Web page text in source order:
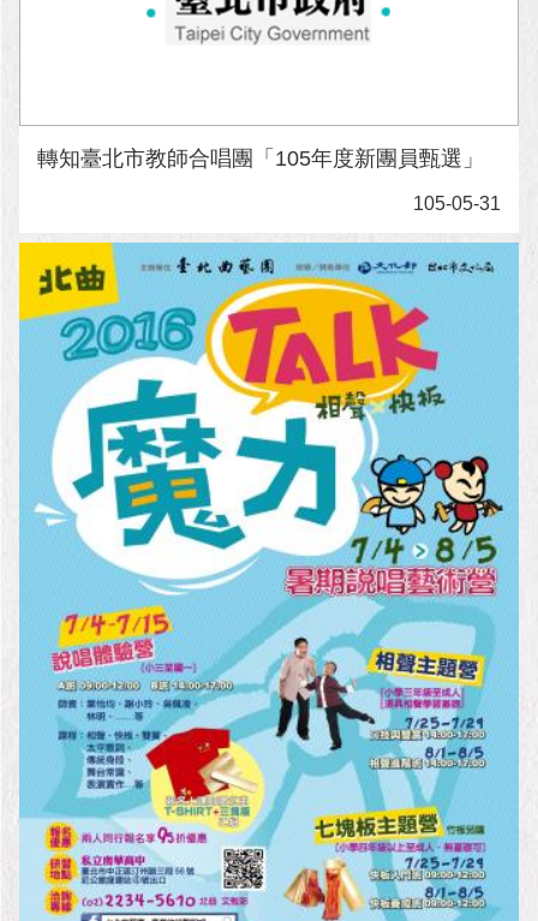
轉知臺北市教師合唱團「105年度新團員甄選」
105-05-31